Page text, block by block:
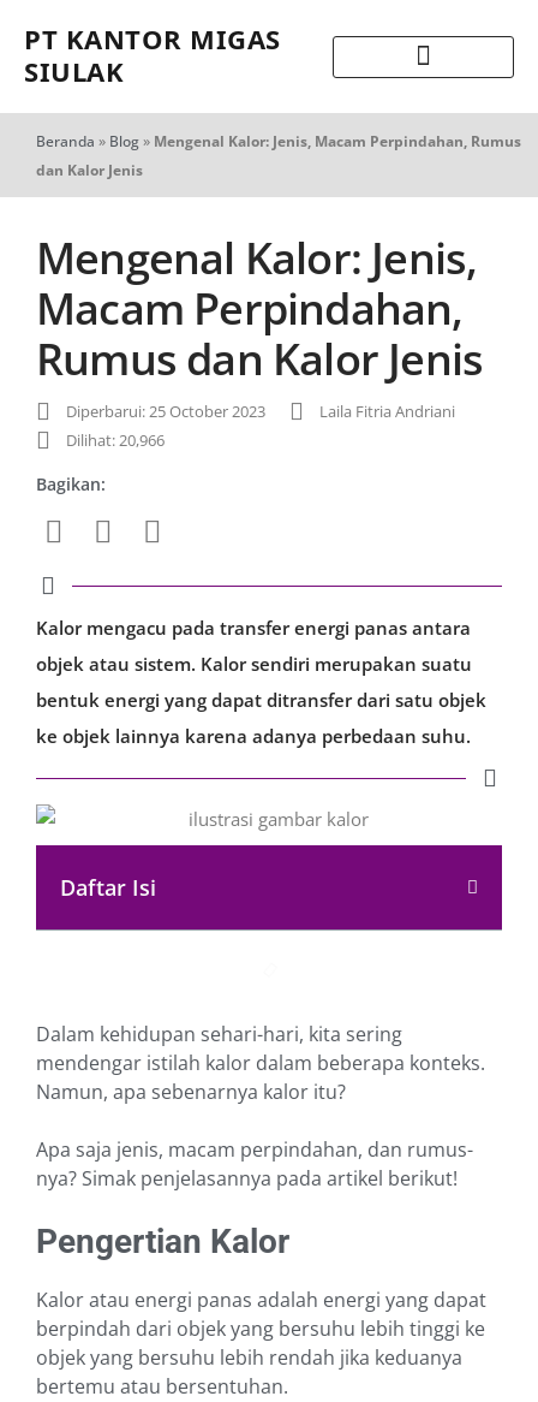
PT KANTOR MIGAS
SIULAK
Beranda » Blog» Mengenal Kalor: Jenis, Macam Perpindahan, Rumus
dan Kalor Jenis
Mengenal Kalor: Jenis,
Macam Perpindahan,
Rumus dan Kalor Jenis
Diperbarui: 25 October 2023
Laila Fitria Andriani
Dilihat: 20,966
Bagikan:
Kalor mengacu pada transfer energi panas antara
objek atau sistem. Kalor sendiri merupakan suatu
bentuk energi yang dapat ditransfer dari satu objek
ke objek lainnya karena adanya perbedaan suhu.
Daftar Isi
Dalam kehidupan sehari-hari, kita sering
mendengar istilah kalor dalam beberapa konteks.
Namun, apa sebenarnya kalor itu?
Apa saja jenis, macam perpindahan, dan rumus-
nya? Simak penjelasannya pada artikel berikut!
Pengertian Kalor
Kalor atau energi panas adalah energi yang dapat
berpindah dari objek yang bersuhu lebih tinggi ke
objek yang bersuhu lebih rendah jika keduanya
bertemu atau bersentuhan.